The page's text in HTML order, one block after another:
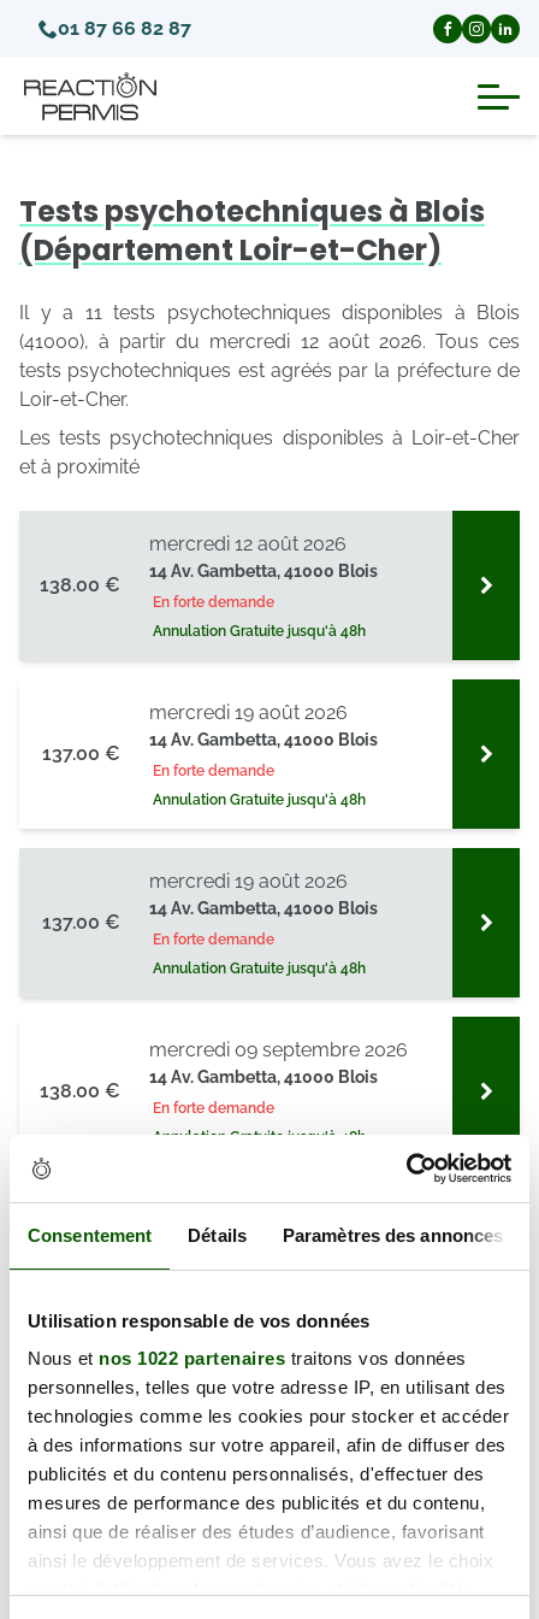
Consentement Détails Paramètres des annonces
Utilisation responsable de vos données
Nous et nos 1022 partenaires traitons vos données
personnelles, telles que votre adresse IP, en utilisant des
technologies comme les cookies pour stocker et accéder
à des informations sur votre appareil, afin de diffuser des
publicités et du contenu personnalisés, d'effectuer des
mesures de performance des publicités et du contenu,
ainsi que de réaliser des études d’audience, favorisant
ainsi le développement de services. Vous avez le choix
01 87 66 82 87
Invalidation du permis de conduire
Annulation du permis de conduire
Médecins agréés pour le permis
Visite médicale test psychotechnique
Tests psychotechniques à Blois
(Département Loir-et-Cher)
Il y a 11 tests psychotechniques disponibles à Blois
(41000), à partir du mercredi 12 août 2026. Tous ces
tests psychotechniques est agréés par la préfecture de
Loir-et-Cher.
Les tests psychotechniques disponibles à Loir-et-Cher
et à proximité
138.00 €
14 Av. Gambetta, 41000 Blois
En forte demande
Annulation Gratuite jusqu'à 48h
mercredi 12 août 2026
137.00 €
14 Av. Gambetta, 41000 Blois
En forte demande
Annulation Gratuite jusqu'à 48h
mercredi 19 août 2026
137.00 €
14 Av. Gambetta, 41000 Blois
En forte demande
Annulation Gratuite jusqu'à 48h
mercredi 19 août 2026
138.00 €
14 Av. Gambetta, 41000 Blois
En forte demande
Annulation Gratuite jusqu'à 48h
mercredi 09 septembre 2026
14 Av. Gambetta, 41000 Blois
138.00 €
14 Av. Gambetta, 41000 Blois
En forte demande
Annulation Gratuite jusqu'à 48h
mercredi 23 septembre 2026
138.00 €
mercredi 23 septembre 2026